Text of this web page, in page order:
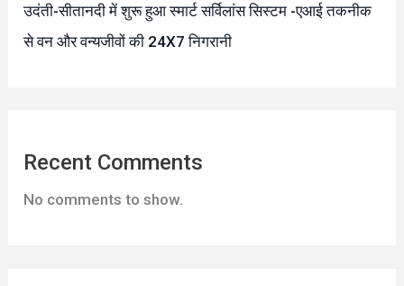
उदंती-सीतानदी में शुरू हुआ स्मार्ट सर्विलांस सिस्टम -एआई तकनीक
से वन और वन्यजीवों की 24X7 निगरानी
Recent Comments
No comments to show.